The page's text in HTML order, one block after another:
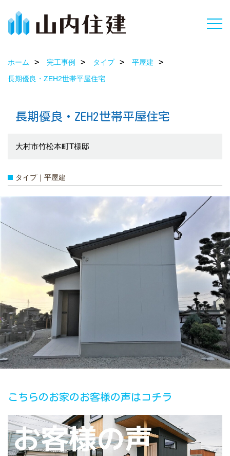
ホーム 完工事例 タイプ
平屋建
長期優良・ZEH2世帯平屋住宅
長期優良・ZEH2世帯平屋住宅
大村市竹松本町T様邸
タイプ｜平屋建
こちらのお家のお客様の声はコチラ